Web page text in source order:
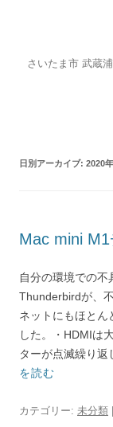
さいたま市 武蔵
日別アーカイブ: 2020
Mac mini
自分の環境での
Thunderbirdが、
ネットにもほとん
した。・HDMIは
ターが点滅繰り返
を読む
カテゴリー: 未分類